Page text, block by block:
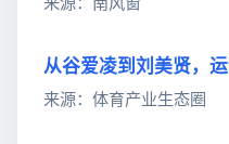
从谷爱凌到刘美贤，
来源：体育产业生态圈